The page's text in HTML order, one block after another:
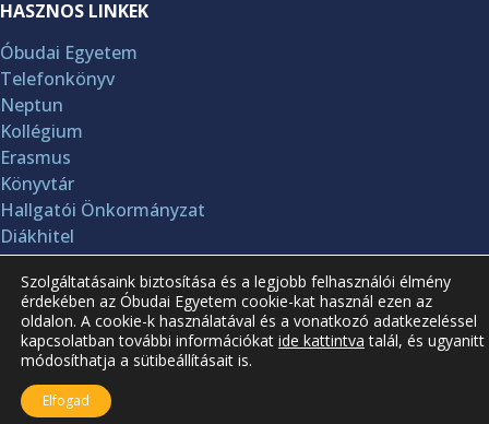
HASZNOS LINKEK
Óbudai Egyetem
Telefonkönyv
Neptun
Kollégium
Erasmus
Könyvtár
Hallgatói Önkormányzat
Diákhitel
Szolgáltatásaink biztosítása és a legjobb felhasználói élmény
érdekében az Óbudai Egyetem cookie-kat használ ezen az
oldalon. A cookie-k használatával és a vonatkozó adatkezeléssel
kapcsolatban további információkat ide kattintva talál, és ugyanitt
módosíthatja a sütibeállításait is.
Elfogad
A jelenlegi oldal frissítve: 2026.08.04.